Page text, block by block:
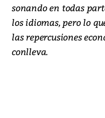
sonando en todas
los idiomas, pero lo
las repercusiones
conlleva.